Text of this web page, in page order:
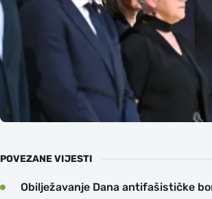
POVEZANE VIJESTI
Obilježavanje Dana antifašističke